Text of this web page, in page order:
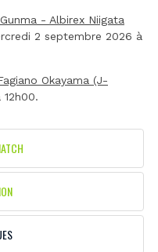
- Albirex Niigata
2 septembre 2026 à
Okayama (J-